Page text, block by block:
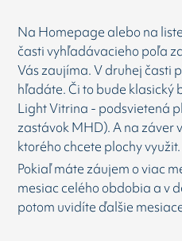
Na Homepage alebo na
časti vyhľadávacieho poľa
Vás zaujíma. V druhej časti
hľadáte. Či to bude klasický
Light Vitrina - podsvietená
zastávok MHD). A na záver
ktorého chcete plochy využit.
Pokiaľ máte záujem o viac
mesiac celého obdobia a v
potom uvidíte ďalšie